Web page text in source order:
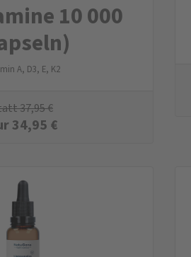
10 000
A, D3, E, K2
37,95€
34,95 €